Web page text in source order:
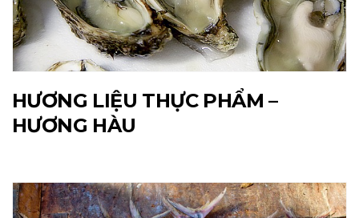
HƯƠNG LIỆU THỰC PHẨM –
HƯƠNG HÀU